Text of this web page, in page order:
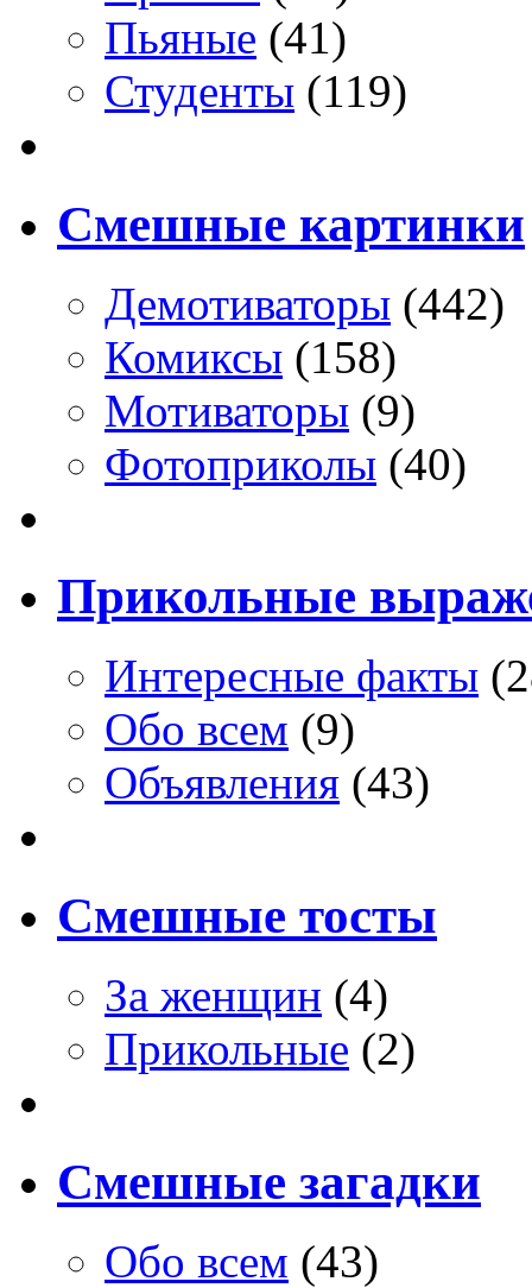
Пьяные (41)
Студенты (119)
Смешные картинки
Демотиваторы (442)
Комиксы (158)
Мотиваторы (9)
Фотоприколы (40)
Прикольные
Интересные факты
Обо всем (9)
Объявления (43)
Смешные тосты
За женщин (4)
Прикольные (2)
Смешные загадки
Обо всем (43)